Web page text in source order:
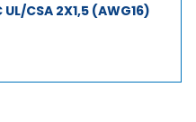
CSA 2X1,5 (AWG16)